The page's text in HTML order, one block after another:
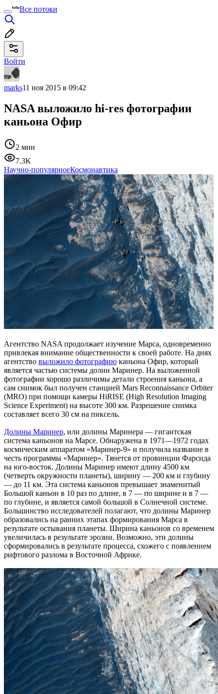
Все потоки
Войти
marks11 ноя 2015 в 09:42
NASA выложило hi-res фотографии
каньона Офир
2 мин
7.3K
Научно-популярноеКосмонавтика
Агентство NASA продолжает изучение Марса, одновременно
привлекая внимание общественности к своей работе. На днях
агентство выложило фотографию каньона Офир, который
является частью системы долин Маринер. На выложенной
фотографии хорошо различимы детали строения каньона, а
сам снимок был получен станцией Mars Reconnaissance Orbiter
(MRO) при помощи камеры HiRISE (High Resolution Imaging
Science Experiment) на высоте 300 км. Разрешение снимка
составляет всего 30 см на пиксель.
Долины Маринер, или долины Маринера — гигантская
система каньонов на Марсе. Обнаружена в 1971—1972 годах
космическим аппаратом «Маринер-9» и получила название в
честь программы «Маринер». Тянется от провинции Фарсида
на юго-восток. Долины Маринер имеют длину 4500 км
(четверть окружности планеты), ширину — 200 км и глубину
— до 11 км. Эта система каньонов превышает знаменитый
Большой каньон в 10 раз по длине, в 7 — по ширине и в 7 —
по глубине, и является самой большой в Солнечной системе.
Большинство исследователей полагают, что долины Маринер
образовались на ранних этапах формирования Марса в
результате остывания планеты. Ширина каньонов со временем
увеличилась в результате эрозии. Возможно, эти долины
сформировались в результате процесса, схожего с появлением
рифтового разлома в Восточной Африке.